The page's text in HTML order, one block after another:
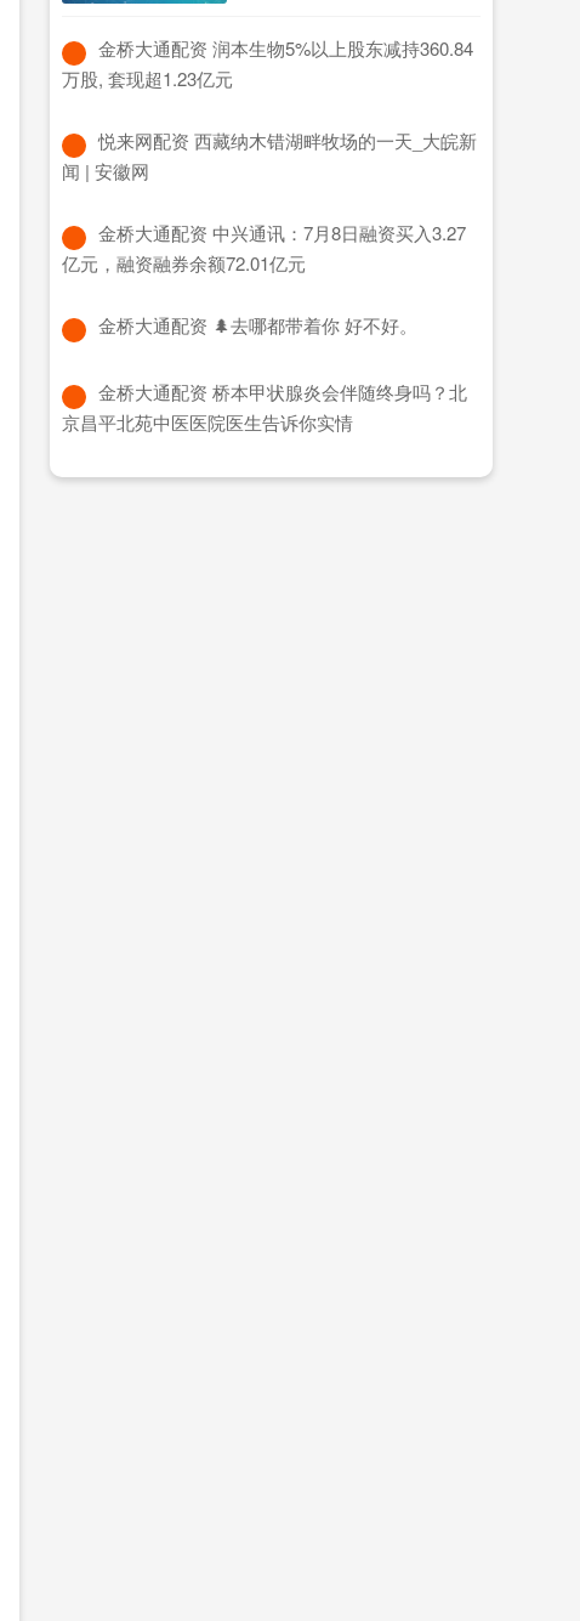
​金桥大通配资 润本生物5%以上股东减持360.84
万股, 套现超1.23亿元
​悦来网配资 西藏纳木错湖畔牧场的一天_大皖新
闻 | 安徽网
​金桥大通配资 中兴通讯：7月8日融资买入3.27
亿元，融资融券余额72.01亿元
​金桥大通配资 🌲去哪都带着你 好不好。
​金桥大通配资 桥本甲状腺炎会伴随终身吗？北
京昌平北苑中医医院医生告诉你实情